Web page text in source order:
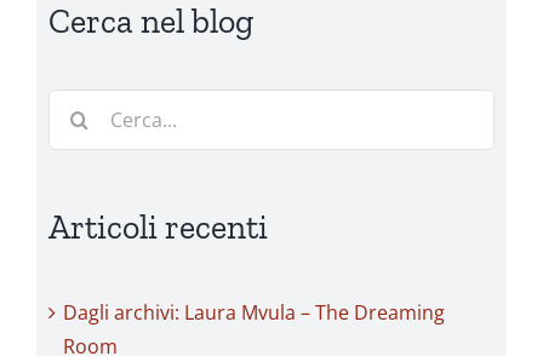
Cerca nel blog
Cerca
Articoli recenti
Dagli archivi: Laura Mvula – The Dreaming
Room